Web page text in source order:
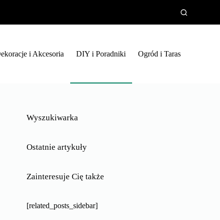
i Akcesoria DIY i Poradniki Ogród i Taras
Wyszukiwarka
Ostatnie artykuły
Zainteresuje Cię także
[related_posts_sidebar]